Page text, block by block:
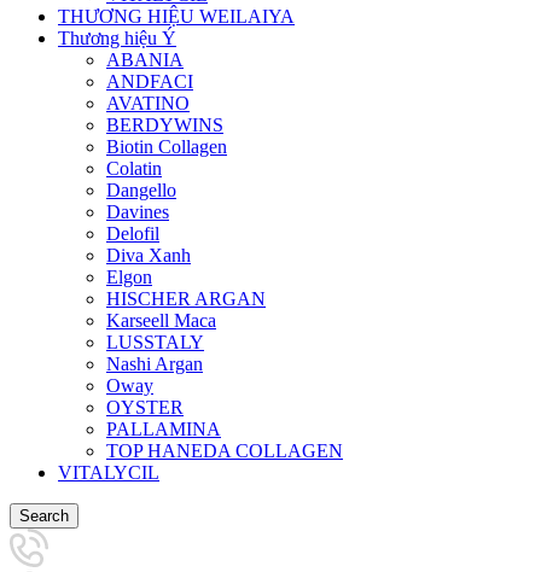
THƯƠNG HIỆU WEILAIYA
Thương hiệu Ý
ABANIA
ANDFACI
AVATINO
BERDYWINS
Biotin Collagen
Colatin
Dangello
Davines
Delofil
Diva Xanh
Elgon
HISCHER ARGAN
Karseell Maca
LUSSTALY
Nashi Argan
Oway
OYSTER
PALLAMINA
TOP HANEDA COLLAGEN
VITALYCIL
Search